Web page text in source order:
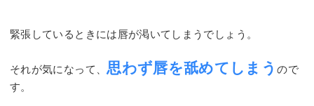
緊張しているときには唇が渇いてしまうでしょう。
それが気になって、 思わず唇を舐めてしまうので
す。